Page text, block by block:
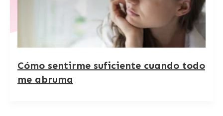
Cómo sentirme suficiente cuando todo
me abruma